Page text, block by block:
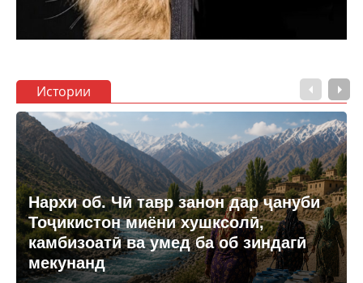
Истории
Нархи об. Чӣ тавр занон дар ҷануби
Тоҷикистон миёни хушксолӣ,
камбизоатӣ ва умед ба об зиндагӣ
мекунанд